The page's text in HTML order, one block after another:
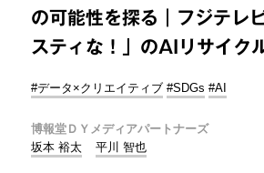
の可能性を探る｜フジテレ
スティな！」のAIリサイク
#データ×クリエイティブ #SDGs #AI
博報堂ＤＹメディアパートナーズ
坂本 裕太
平川 智也